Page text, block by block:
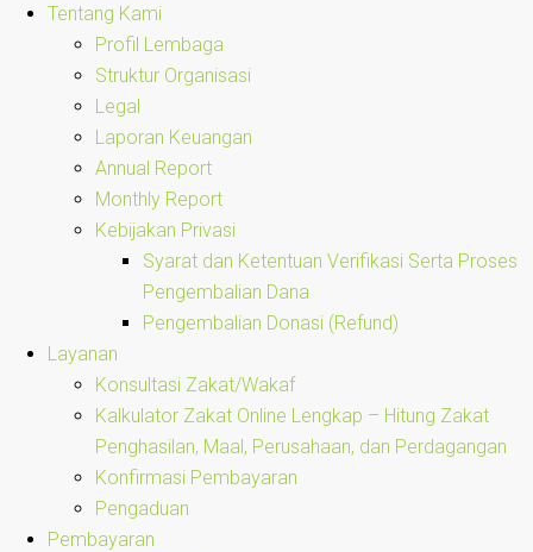
Tentang Kami
Profil Lembaga
Struktur Organisasi
Legal
Laporan Keuangan
Annual Report
Monthly Report
Kebijakan Privasi
Syarat dan Ketentuan Verifikasi Serta Proses
Pengembalian Dana
Pengembalian Donasi (Refund)
Layanan
Konsultasi Zakat/Wakaf
Kalkulator Zakat Online Lengkap – Hitung Zakat
Penghasilan, Maal, Perusahaan, dan Perdagangan
Konfirmasi Pembayaran
Pengaduan
Pembayaran